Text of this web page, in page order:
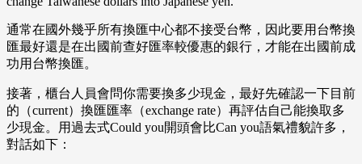
通常在國外幾乎所有換匯中心都不接受台幣，因此要用台幣換
匯最好還是在出國前查好匯率較優惠的銀行，才能在出國前成
功用台幣換匯。
接著，櫃台人員會問你需要換多少現金，最好先確認一下目前
的（current）換匯匯率（exchange rate）再評估自己能換取多
少現金。用過去式Could you開頭會比Can you語氣禮貌許多，
對話如下：